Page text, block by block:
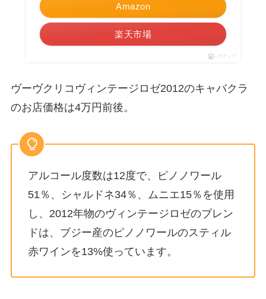
Amazon
楽天市場
ポチップ
ヴーヴクリコヴィンテージロゼ2012のキャバクラ
のお店価格は4万円前後。
アルコール度数は12度で、ピノノワール
51％、シャルドネ34％、ムニエ15％を使用
し、2012年物のヴィンテージロゼのブレン
ドは、ブジー産のピノノワールのスティル
赤ワインを13%使っています。